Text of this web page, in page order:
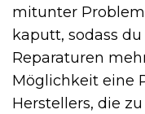
mitunter
kaputt, sodass
Reparaturen
Möglichkeit eine
Herstellers, die